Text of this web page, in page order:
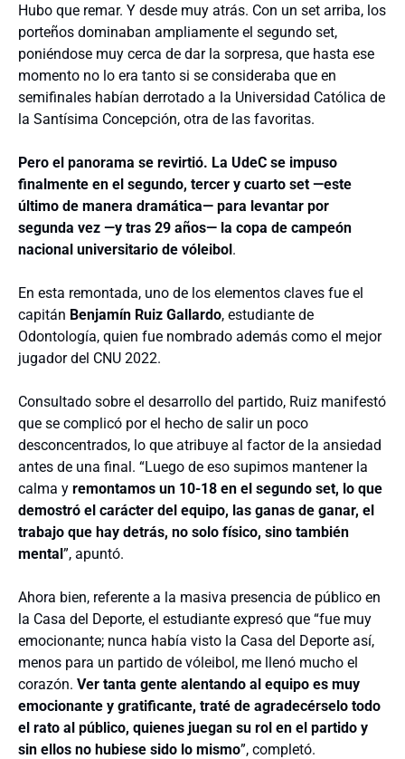
Hubo que remar. Y desde muy atrás. Con un set arriba, los
porteños dominaban ampliamente el segundo set,
poniéndose muy cerca de dar la sorpresa, que hasta ese
momento no lo era tanto si se consideraba que en
semifinales habían derrotado a la Universidad Católica de
la Santísima Concepción, otra de las favoritas.
Pero el panorama se revirtió. La UdeC se impuso
finalmente en el segundo, tercer y cuarto set —este
último de manera dramática— para levantar por
segunda vez —y tras 29 años— la copa de campeón
nacional universitario de vóleibol.
En esta remontada, uno de los elementos claves fue el
capitán Benjamín Ruiz Gallardo, estudiante de
Odontología, quien fue nombrado además como el mejor
jugador del CNU 2022.
Consultado sobre el desarrollo del partido, Ruiz manifestó
que se complicó por el hecho de salir un poco
desconcentrados, lo que atribuye al factor de la ansiedad
antes de una final. “Luego de eso supimos mantener la
calma y remontamos un 10-18 en el segundo set, lo que
demostró el carácter del equipo, las ganas de ganar, el
trabajo que hay detrás, no solo físico, sino también
mental”, apuntó.
Ahora bien, referente a la masiva presencia de público en
la Casa del Deporte, el estudiante expresó que “fue muy
emocionante; nunca había visto la Casa del Deporte así,
menos para un partido de vóleibol, me llenó mucho el
corazón. Ver tanta gente alentando al equipo es muy
emocionante y gratificante, traté de agradecérselo todo
el rato al público, quienes juegan su rol en el partido y
sin ellos no hubiese sido lo mismo”, completó.